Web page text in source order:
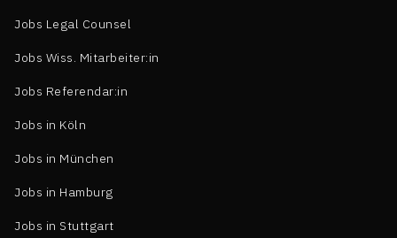
Jobs Legal Counsel
Jobs Wiss. Mitarbeiter:in
Jobs Referendar:in
Jobs in Köln
Jobs in München
Jobs in Hamburg
Jobs in Stuttgart